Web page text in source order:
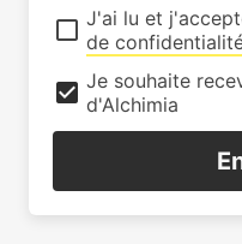
J'ai lu et
de
Je souhaite
d'Alchimia